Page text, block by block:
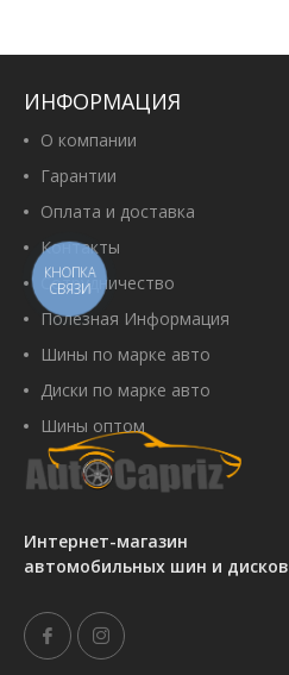
Интернет-магазин
автомобильных шин и дисков
ИНФОРМАЦИЯ
О компании
Гарантии
Оплата и доставка
Контакты
Сотрудничество
Полезная Информация
Шины по марке авто
Диски по марке авто
Шины оптом
КНОПКА
СВЯЗИ